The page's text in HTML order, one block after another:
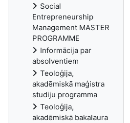
Social
Entrepreneurship
Management MASTER
PROGRAMME
Informācija par
absolventiem
Teoloģija,
akadēmiskā maģistra
studiju programma
Teoloģija,
akadēmiskā bakalaura